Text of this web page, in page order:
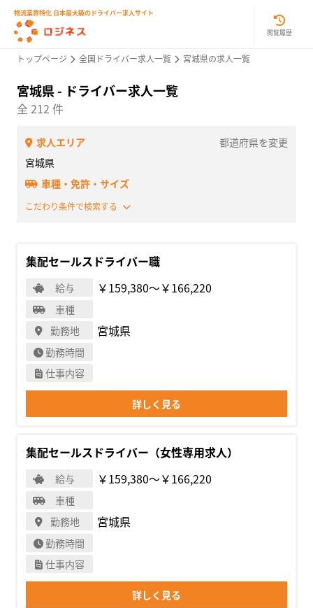
物流業界特化 日本最大級のドライバー求人サイト
閲覧履歴
トップページ 全国ドライバー求人一覧 宮城県の求人一覧
宮城県 - ドライバー求人一覧
全 212 件
求人エリア
都道府県を変更
宮城県
車種・免許・サイズ
こだわり条件で検索する
集配セールスドライバー職
給与 ￥159,380〜￥166,220
車種
勤務地
宮城県
勤務時間
仕事内容
詳しく見る
集配セールスドライバー（女性専用求人）
給与 ￥159,380〜￥166,220
車種
勤務地
宮城県
勤務時間
仕事内容
詳しく見る